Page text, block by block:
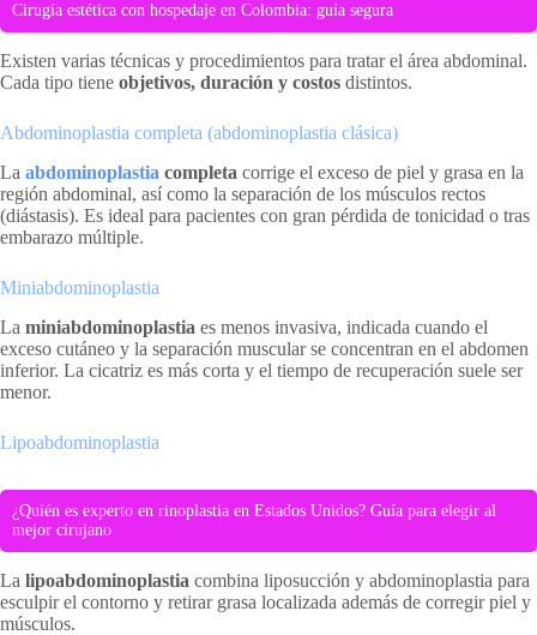
Cirugía estética con hospedaje en Colombia: guía segura
Existen varias técnicas y procedimientos para tratar el área abdominal.
Cada tipo tiene objetivos, duración y costos distintos.
Abdominoplastia completa (abdominoplastia clásica)
La abdominoplastia completa corrige el exceso de piel y grasa en la
región abdominal, así como la separación de los músculos rectos
(diástasis). Es ideal para pacientes con gran pérdida de tonicidad o tras
embarazo múltiple.
Miniabdominoplastia
La miniabdominoplastia es menos invasiva, indicada cuando el
exceso cutáneo y la separación muscular se concentran en el abdomen
inferior. La cicatriz es más corta y el tiempo de recuperación suele ser
menor.
Lipoabdominoplastia
¿Quién es experto en rinoplastia en Estados Unidos? Guía para elegir al
mejor cirujano
La lipoabdominoplastia combina liposucción y abdominoplastia para
esculpir el contorno y retirar grasa localizada además de corregir piel y
músculos.